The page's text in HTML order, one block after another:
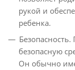
рукой и
ребенка.
безопасную
Он обычно